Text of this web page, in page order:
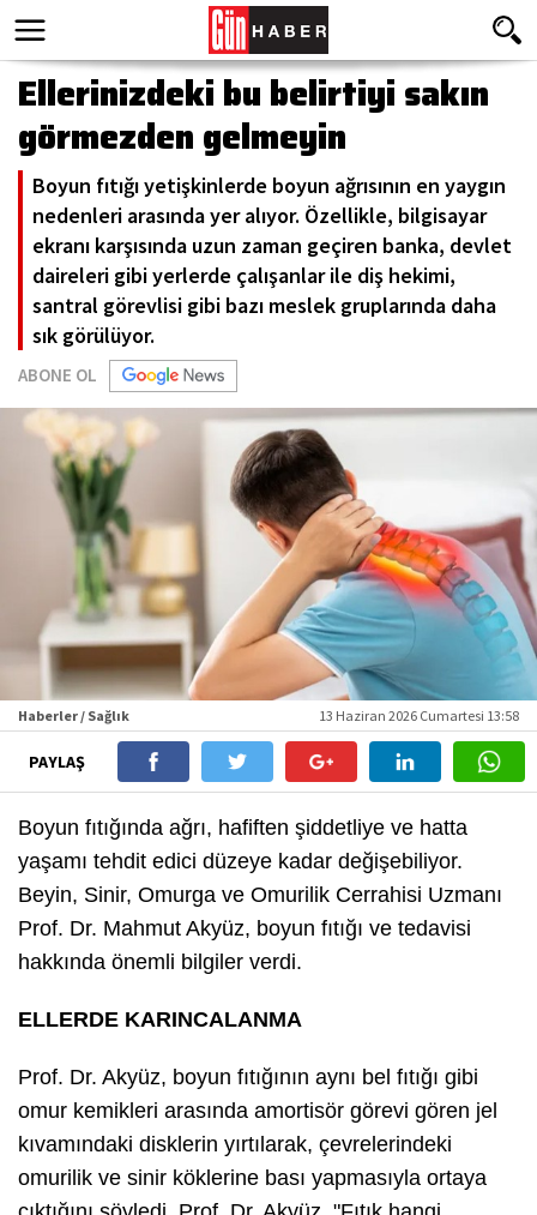
Ellerinizdeki bu belirtiyi sakın
görmezden gelmeyin
Boyun fıtığı yetişkinlerde boyun ağrısının en yaygın
nedenleri arasında yer alıyor. Özellikle, bilgisayar
ekranı karşısında uzun zaman geçiren banka, devlet
daireleri gibi yerlerde çalışanlar ile diş hekimi,
santral görevlisi gibi bazı meslek gruplarında daha
sık görülüyor.
ABONE OL
Haberler / Sağlık 13 Haziran 2026 Cumartesi 13:58
PAYLAŞ
Boyun fıtığında ağrı, hafiften şiddetliye ve hatta
yaşamı tehdit edici düzeye kadar değişebiliyor.
Beyin, Sinir, Omurga ve Omurilik Cerrahisi Uzmanı
Prof. Dr. Mahmut Akyüz, boyun fıtığı ve tedavisi
hakkında önemli bilgiler verdi.
ELLERDE KARINCALANMA
Prof. Dr. Akyüz, boyun fıtığının aynı bel fıtığı gibi
omur kemikleri arasında amortisör görevi gören jel
kıvamındaki disklerin yırtılarak, çevrelerindeki
omurilik ve sinir köklerine bası yapmasıyla ortaya